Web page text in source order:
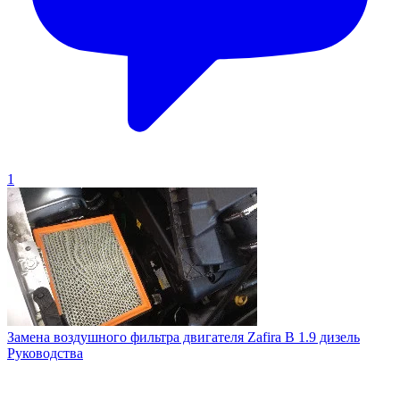
1
Замена воздушного фильтра двигателя Zafira B 1.9 дизель
Руководства